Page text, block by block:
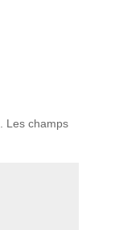
Les champs